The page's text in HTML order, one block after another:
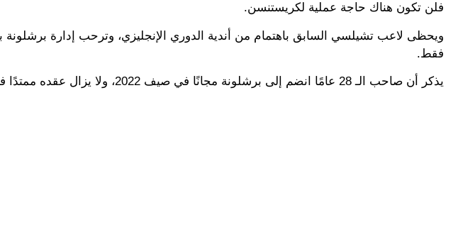
فلن تكون هناك حاجة عملية لكريستنسن.
فقط.
يذكر أن صاحب الـ 28 عامًا انضم إلى برشلونة مجانًا في صيف 2022، ولا يزال عقده ممتدًا في كامب نو حتى صيف 2026.